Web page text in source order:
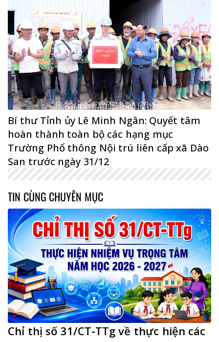
Bí thư Tỉnh ủy Lê Minh Ngân: Quyết tâm
hoàn thành toàn bộ các hạng mục
Trường Phổ thông Nội trú liên cấp xã Dào
San trước ngày 31/12
TIN CÙNG CHUYÊN MỤC
Chỉ thị số 31/CT-TTg về thực hiện các